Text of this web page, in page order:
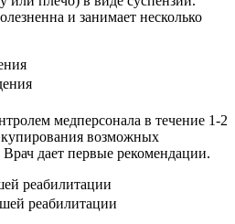
и занимает несколько
медперсонала в течение 1-2
купирования возможных
дает первые рекомендации.
реабилитации